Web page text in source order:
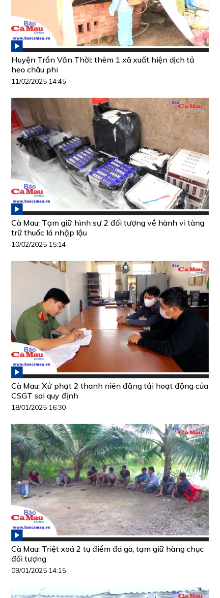
Huyện Trần Văn Thời: thêm 1 xã xuất hiện dịch tả
heo châu phi
11/02/2025 14:45
Cà Mau: Tạm giữ hình sự 2 đối tượng về hành vi tàng
trữ thuốc lá nhập lậu
10/02/2025 15:14
Cà Mau: Xử phạt 2 thanh niên đăng tải hoạt động của
CSGT sai quy định
18/01/2025 16:30
Cà Mau: Triệt xoá 2 tụ điểm đá gà, tạm giữ hàng chục
đối tượng
09/01/2025 14:15